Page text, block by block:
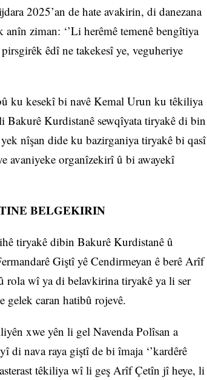
2025’an de hate avakirin, di danezana
ziman: ‘’Li herêmê temenê bengîtiya
êdî ne takekesî ye, veguheriye
ku kesekî bi navê Kemal Urun ku têkiliya
Bakurê Kurdistanê sewqîyata tiryakê di bin
nîşan dide ku bazirganiya tiryakê bi qasî
avaniyeke organîzekirî û bi awayekî
BELGEKIRIN
tiryakê dibin Bakurê Kurdistanê û
Giştî yê Cendirmeyan ê berê Arîf
rola wî ya di belavkirina tiryakê ya li ser
gelek caran hatibû rojevê.
xwe yên li gel Navenda Polîsan a
di nava raya giştî de bi îmaja ‘’kardêrê
têkiliya wî li geş Arîf Çetîn jî heye, li